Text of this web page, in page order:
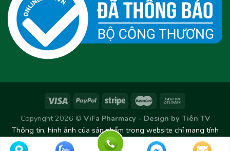
Copyright 2026 © ViFa Pharmacy - Design by Tiên TV
Thông tin, hình ảnh của sản phẩm trong website chỉ mang tính
chất tham khảo. Sản phẩm thực tế có thể thay đổi/chênh lệch